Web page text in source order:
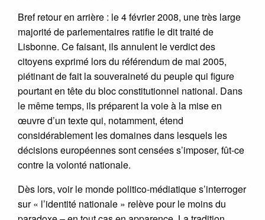
Bref retour en arrière : le 4 février 2008, une très large
majorité de parlementaires ratifie le dit traité de
Lisbonne. Ce faisant, ils annulent le verdict des
citoyens exprimé lors du référendum de mai 2005,
piétinant de fait la souveraineté du peuple qui figure
pourtant en tête du bloc constitutionnel national. Dans
le même temps, ils préparent la voie à la mise en
œuvre d’un texte qui, notamment, étend
considérablement les domaines dans lesquels les
décisions européennes sont censées s’imposer, fût-ce
contre la volonté nationale.
Dès lors, voir le monde politico-médiatique s’interroger
sur « l’identité nationale » relève pour le moins du